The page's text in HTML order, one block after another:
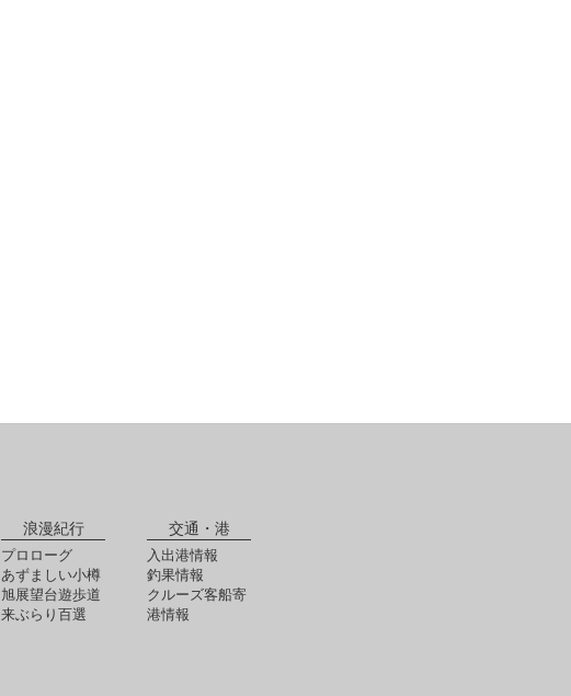
浪漫紀行
プロローグ
あずましい小樽
旭展望台遊歩道
来ぶらり百選
交通・港
入出港情報
釣果情報
クルーズ客船寄
港情報